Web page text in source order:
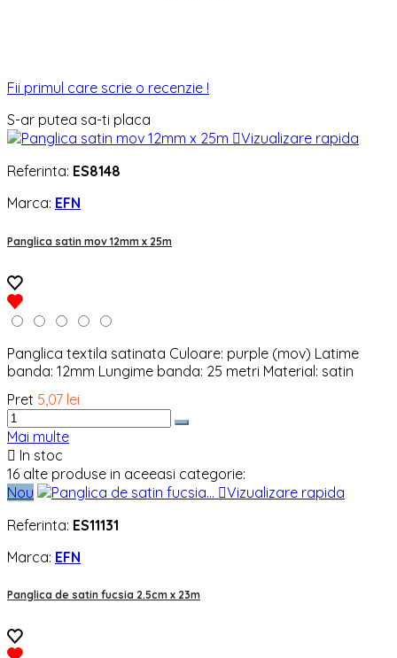
Fii primul care scrie o recenzie !
S-ar putea sa-ti placa
Vizualizare rapida
Referinta: ES8148
Marca: EFN
Panglica satin mov 12mm x 25m
Panglica textila satinata Culoare: purple (mov) Latime
banda: 12mm Lungime banda: 25 metri Material: satin
Pret 5,07 lei
Mai multe
 In stoc
16 alte produse in aceeasi categorie:
Nou
Vizualizare rapida
Referinta: ES11131
Marca: EFN
Panglica de satin fucsia 2.5cm x 23m